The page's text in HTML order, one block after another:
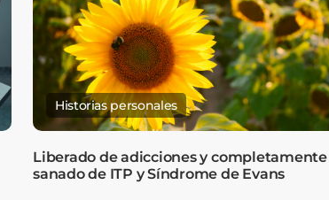
Historias personales
Liberado de adicciones y completamente
sanado de ITP y Síndrome de Evans